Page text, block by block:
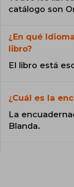
catálogo son
¿En qué
libro?
El libro está
¿Cuál es la
La
Blanda.